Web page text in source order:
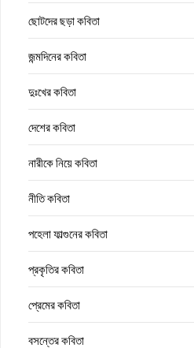
ছোটদের ছড়া কবিতা
জন্মদিনের কবিতা
দুঃখের কবিতা
দেশের কবিতা
নারীকে নিয়ে কবিতা
নীতি কবিতা
পহেলা ফাল্গুনের কবিতা
প্রকৃতির কবিতা
প্রেমের কবিতা
বসন্তের কবিতা